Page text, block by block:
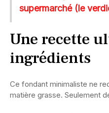
supermarché (le
Une recette
ingrédients
Ce fondant minimaliste ne
matière grasse. Seulement